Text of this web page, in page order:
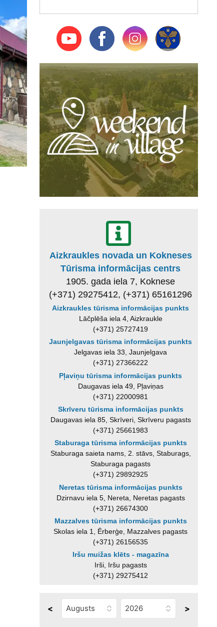
Aizkraukles novada un Kokneses
Tūrisma informācijas centrs
1905. gada iela 7, Koknese
(+371) 29275412, (+371) 65161296
Aizkraukles tūrisma informācijas punkts
Lāčplēša iela 4, Aizkraukle
(+371) 25727419
Jaunjelgavas tūrisma informācijas punkts
Jelgavas iela 33, Jaunjelgava
(+371) 27366222
Pļaviņu tūrisma informācijas punkts
Daugavas iela 49, Pļaviņas
(+371) 22000981
Skrīveru tūrisma informācijas punkts
Daugavas iela 85, Skrīveri, Skrīveru pagasts
(+371) 25661983
Staburaga tūrisma informācijas punkts
Staburaga saieta nams, 2. stāvs, Staburags,
Staburaga pagasts
(+371) 29892925
Neretas tūrisma informācijas punkts
Dzirnavu iela 5, Nereta, Neretas pagasts
(+371) 26674300
Mazzalves tūrisma informācijas punkts
Skolas iela 1, Ērberģe, Mazzalves pagasts
(+371) 26156535
Iršu muižas klēts - magazīna
Irši, Iršu pagasts
(+371) 29275412
< >